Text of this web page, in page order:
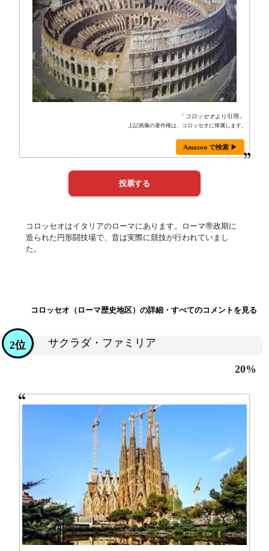
「 コロッセオより引用」
上記画像の著作権は、コロッセオに帰属します。
Amazon で検索 ▶
コロッセオはイタリアのローマにあります。ローマ帝政期に
造られた円形闘技場で、昔は実際に競技が行われていまし
た。
コロッセオ（ローマ歴史地区）の詳細・すべてのコメントを見る
サクラダ・ファミリア
2位
20%